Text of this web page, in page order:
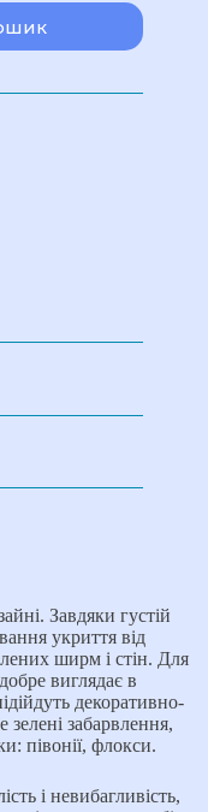
Завдяки густій
укриття від
ширм і стін. Для
виглядає в
декоративно-
забарвлення,
півонії, флокси.
і невибагливість,